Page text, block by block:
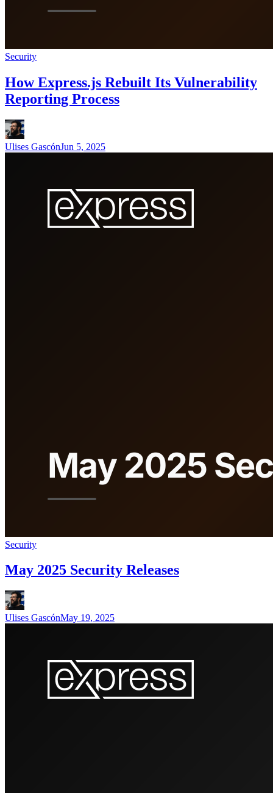
Security
How Express.js Rebuilt Its Vulnerability
Reporting Process
Ulises GascónJun 5, 2025
Security
May 2025 Security Releases
Ulises GascónMay 19, 2025